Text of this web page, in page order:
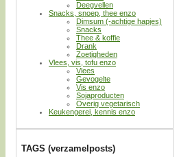
Deegvellen
Snacks, snoep, thee enzo
Dimsum (-achtige hapjes)
Snacks
Thee & koffie
Drank
Zoetigheden
Vlees, vis, tofu enzo
Vlees
Gevogelte
Vis enzo
Sojaproducten
Overig vegetarisch
Keukengerei, kennis enzo
TAGS (verzamelposts)